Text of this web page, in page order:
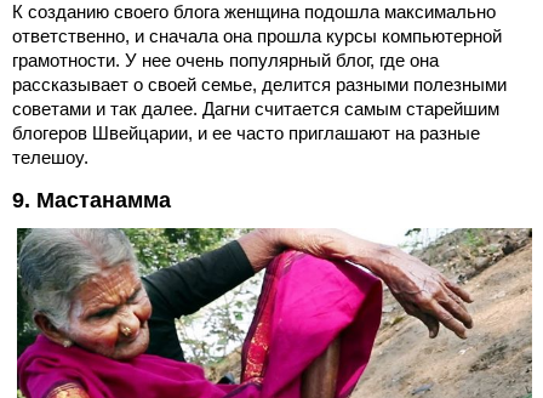
К созданию своего блога женщина подошла максимально
ответственно, и сначала она прошла курсы компьютерной
грамотности. У нее очень популярный блог, где она
рассказывает о своей семье, делится разными полезными
советами и так далее. Дагни считается самым старейшим
блогеров Швейцарии, и ее часто приглашают на разные
телешоу.
9. Мастанамма